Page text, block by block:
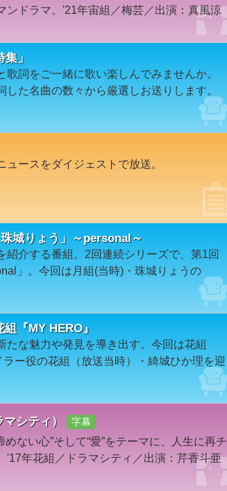
ンドラマ。'21年宙組／梅芸／出演：真風涼
」
詞をご一緒に歌い楽しんでみませんか。
た名曲の数々から厳選しお送りします。
ースをダイジェストで放送。
城りょう」～personal～
紹介する番組。2回連続シリーズで、第1回
」。今回は月組(当時)・珠城りょうの
『MY HERO』
たな魅力や発見を導き出す。今回は花組
ラー役の花組（放送当時）・綺城ひか理を迎
シティ） 字幕
めない心”そして“愛”をテーマに、人生に再チ
'17年花組／ドラマシティ／出演：芹香斗亜